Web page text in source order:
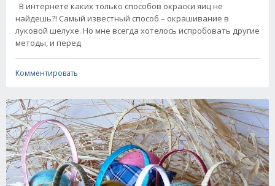
В интернете каких только способов окраски яиц не
найдешь?! Самый известный способ – окрашивание в
луковой шелухе. Но мне всегда хотелось испробовать другие
методы, и перед
Комментировать